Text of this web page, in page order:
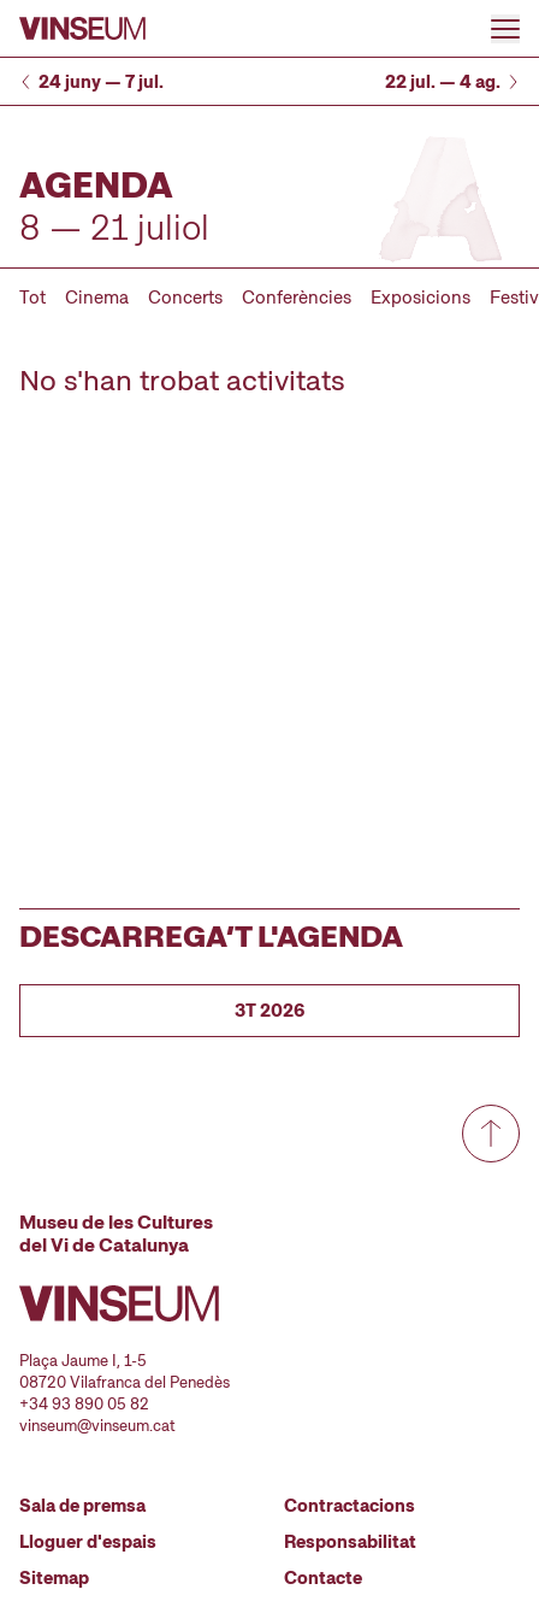
Anar al contingut
24 juny — 7 jul. 22 jul. — 4 ag.
AGENDA
8 — 21 juliol
Tot Cinema Concerts Conferències Exposicions
No s'han trobat activitats
DESCARREGA’T L'AGENDA
3T 2026
Museu de les Cultures
del Vi de Catalunya
Plaça Jaume I, 1-5
08720 Vilafranca del Penedès
+34 93 890 05 82
vinseum@vinseum.cat
Sala de premsa
Lloguer d'espais
Sitemap
Contractacions
Responsabilitat
Contacte